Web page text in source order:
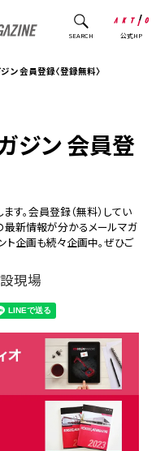
SEARCH 公式HP
ン 会員登録〈登録無料〉
ジン 会員登
す。会員登録（無料）してい
最新情報が分かるメールマガ
ト企画も続々企画中。ぜひご
現場